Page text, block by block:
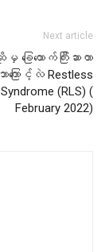
Next article
ြေထောက်ကြီးဆာတာ
ကြောင့်လဲ Restless
(RLS) (
February 2022)